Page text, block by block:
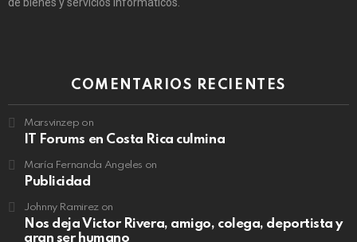
de bienes y servicios informáticos.
COMENTARIOS RECIENTES
Marsvinzep on
IT Forums en Costa Rica culmina
María Fernanda Angeles on
Publicidad
Johnny Ramirezon
Nos deja Victor Rivera, amigo, colega, deportista y
gran ser humano